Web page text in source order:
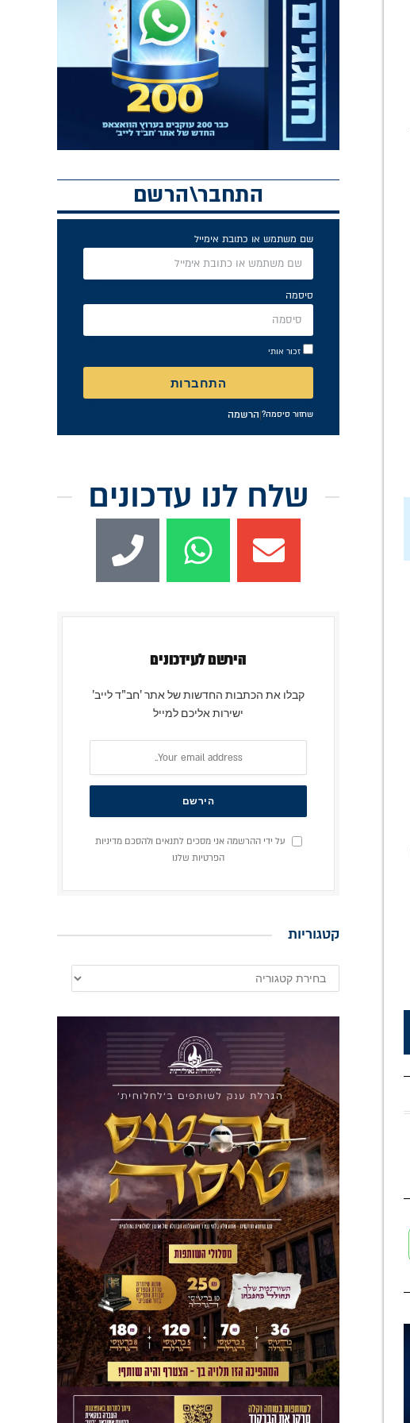
התחבר\הרשם
שם משתמש או כתובת אימייל
סיסמה
זכור אותי
התחברות
שחזור סיסמה? |הרשמה
שלח לנו עדכונים
הירשם לעידכונים
קבלו את הכתבות החדשות של אתר 'חב"ד לייב'
ישירות אליכם למייל
על ידי ההרשמה אני מסכים לתנאים ולהסכם מדיניות
הפרטיות שלנו
קטגוריות